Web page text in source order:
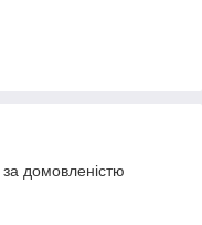
домовленістю